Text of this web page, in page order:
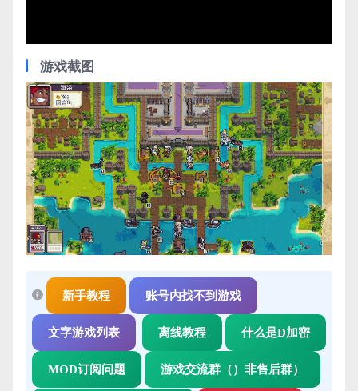
游戏截图
新手教程 账号内找不到游戏
文字游戏列表 离线教程 什么是D加密
MOD订阅问题 游戏交流群（）非售后群）